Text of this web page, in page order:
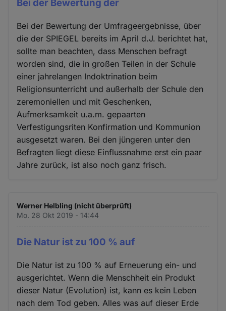
Bei der Bewertung der
Bei der Bewertung der Umfrageergebnisse, über
die der SPIEGEL bereits im April d.J. berichtet hat,
sollte man beachten, dass Menschen befragt
worden sind, die in großen Teilen in der Schule
einer jahrelangen Indoktrination beim
Religionsunterricht und außerhalb der Schule den
zeremoniellen und mit Geschenken,
Aufmerksamkeit u.a.m. gepaarten
Verfestigungsriten Konfirmation und Kommunion
ausgesetzt waren. Bei den jüngeren unter den
Befragten liegt diese Einflussnahme erst ein paar
Jahre zurück, ist also noch ganz frisch.
Werner Helbling (nicht überprüft)
Mo. 28 Okt 2019 - 14:44
Die Natur ist zu 100 % auf
Die Natur ist zu 100 % auf Erneuerung ein- und
ausgerichtet. Wenn die Menschheit ein Produkt
dieser Natur (Evolution) ist, kann es kein Leben
nach dem Tod geben. Alles was auf dieser Erde